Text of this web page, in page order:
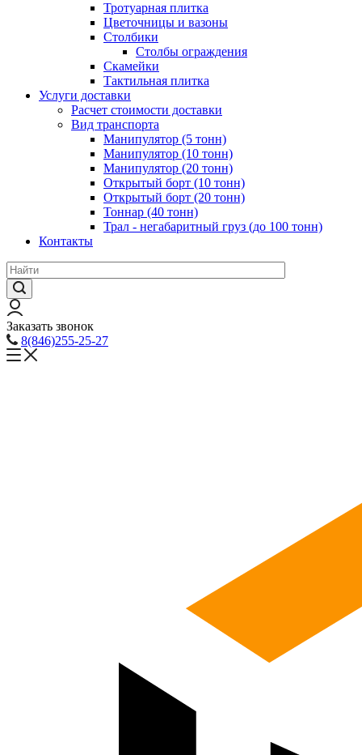
Тротуарная плитка
Цветочницы и вазоны
Столбики
Столбы ограждения
Скамейки
Тактильная плитка
Услуги доставки
Расчет стоимости доставки
Вид транспорта
Манипулятор (5 тонн)
Манипулятор (10 тонн)
Манипулятор (20 тонн)
Открытый борт (10 тонн)
Открытый борт (20 тонн)
Тоннар (40 тонн)
Трал - негабаритный груз (до 100 тонн)
Контакты
Заказать звонок
8(846)255-25-27